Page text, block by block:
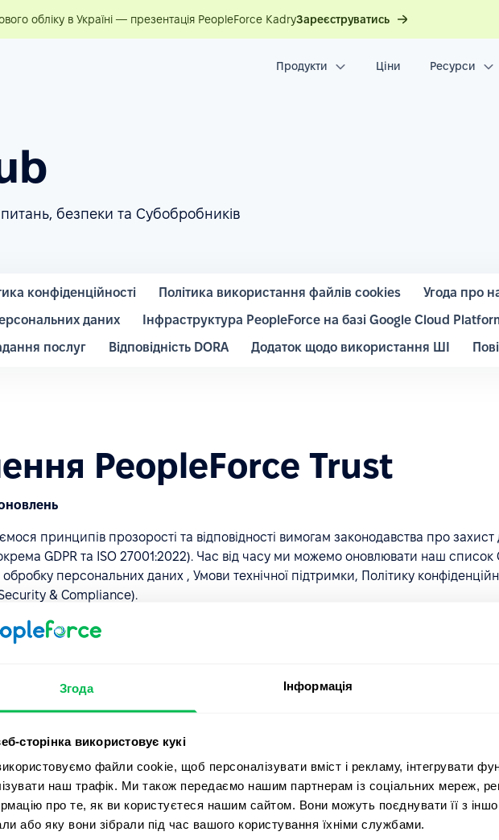
Згода Інформація
сторінка використовує кукі
файли cookie, щоб персоналізувати вміст і рекламу, інтегрувати
наш трафік. Ми також передаємо нашим партнерам із соціальних мереж,
про те, як ви користуєтеся нашим сайтом. Вони можуть поєднувати її з
або яку вони зібрали під час вашого користування їхніми службами.
обліку в Україні — презентація PeopleForce KadryЗареєструватись
Продукти Ціни Ресурси
безпеки та Субобробників
конфіденційності Політика використання файлів cookies Угода про
даних
Інфраструктура PeopleForce на базі Google Cloud
послуг
Відповідність DORA Додаток щодо використання ШІ
PeopleForce Trust
принципів прозорості та відповідності вимогам законодавства про
GDPR та ISO 27001:2022). Час від часу ми можемо оновлювати наш список
персональних даних , Умови технічної підтримки, Політику
& Compliance).
та обрати категорії, які є найбільш важливими для вашої організації.
за 20 днів до набрання ними чинності.